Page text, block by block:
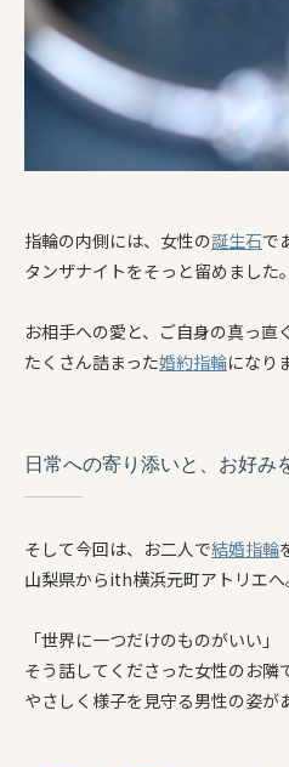
指輪の内側には、女性の誕生石で
タンザナイトをそっと留めました。
お相手への愛と、ご自身の真っ直
たくさん詰まった婚約指輪になり
日常への寄り添いと、お好み
そして今回は、お二人で結婚指輪
山梨県からith横浜元町アトリエへ
「世界に一つだけのものがいい」
そう話してくださった女性のお隣で
やさしく様子を見守る男性の姿が